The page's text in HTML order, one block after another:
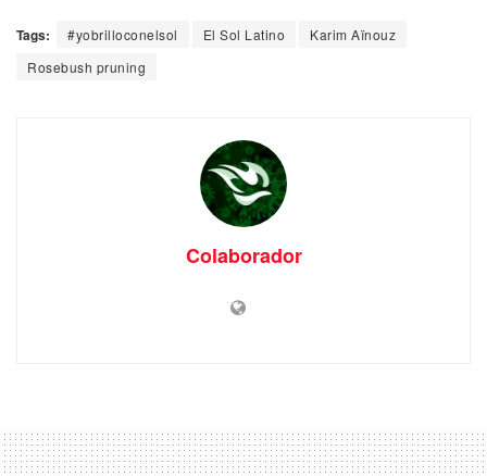
Tags: #yobrilloconelsol El Sol Latino
Karim Aïnouz
Rosebush pruning
Colaborador